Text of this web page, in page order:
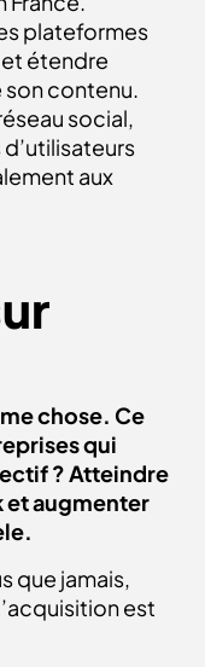
plateformes
étendre
contenu.
social,
aux
chose. Ce
qui
? Atteindre
et augmenter
que jamais,
est